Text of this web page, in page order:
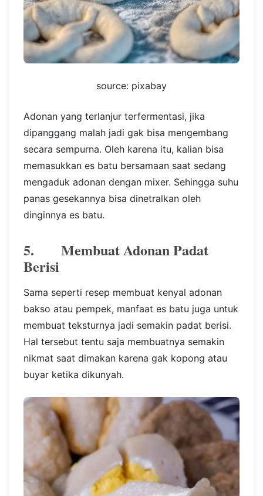
source: pixabay
Adonan yang terlanjur terfermentasi, jika
dipanggang malah jadi gak bisa mengembang
secara sempurna. Oleh karena itu, kalian bisa
memasukkan es batu bersamaan saat sedang
mengaduk adonan dengan mixer. Sehingga suhu
panas gesekannya bisa dinetralkan oleh
dinginnya es batu.
5. Membuat Adonan Padat
Berisi
Sama seperti resep membuat kenyal adonan
bakso atau pempek, manfaat es batu juga untuk
membuat teksturnya jadi semakin padat berisi.
Hal tersebut tentu saja membuatnya semakin
nikmat saat dimakan karena gak kopong atau
buyar ketika dikunyah.